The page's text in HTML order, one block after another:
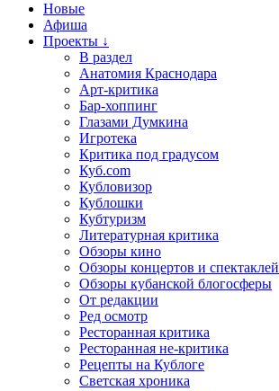
Новые
Афиша
Проекты ↓
В раздел
Анатомия Краснодара
Арт-критика
Бар-хоппинг
Глазами Думкина
Игротека
Критика под градусом
Куб.com
Кубловизор
Кублошки
Кубтуризм
Литературная критика
Обзоры кино
Обзоры концертов и спектаклей
Обзоры кубанской блогосферы
От редакции
Ред осмотр
Ресторанная критика
Ресторанная не-критика
Рецепты на Кублоге
Светская хроника